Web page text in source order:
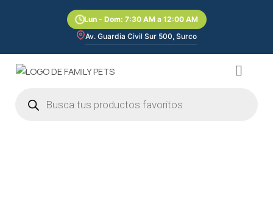
Lun - Dom: 7:30 AM a 12:00 AM
Av. Guardia Civil Sur 500, Surco
Menú
productos